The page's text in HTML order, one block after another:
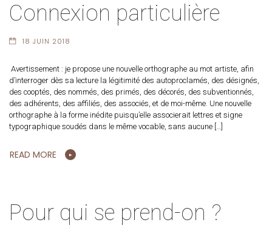
Connexion particulière
18 JUIN 2018
Avertissement : je propose une nouvelle orthographe au mot artiste, afin
d’interroger dès sa lecture la légitimité des autoproclamés, des désignés,
des cooptés, des nommés, des primés, des décorés, des subventionnés,
des adhérents, des affiliés, des associés, et de moi-même. Une nouvelle
orthographe à la forme inédite puisqu’elle associerait lettres et signe
typographique soudés dans le même vocable, sans aucune […]
READ MORE
Pour qui se prend-on ?